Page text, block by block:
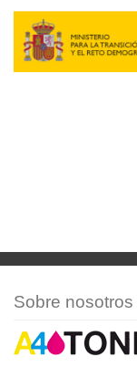
Sobre nosotros